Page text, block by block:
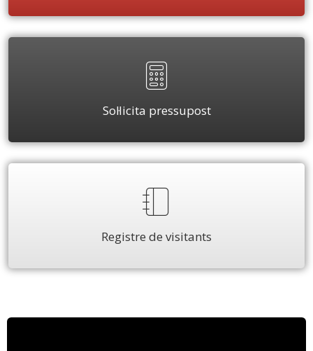
Sol·licita pressupost
Registre de visitants